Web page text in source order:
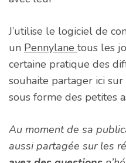
J’utilise le logiciel de
un Pennylane tous les
certaine pratique des
souhaite partager ici
sous forme des petites
Au moment de sa
aussi partagée sur les